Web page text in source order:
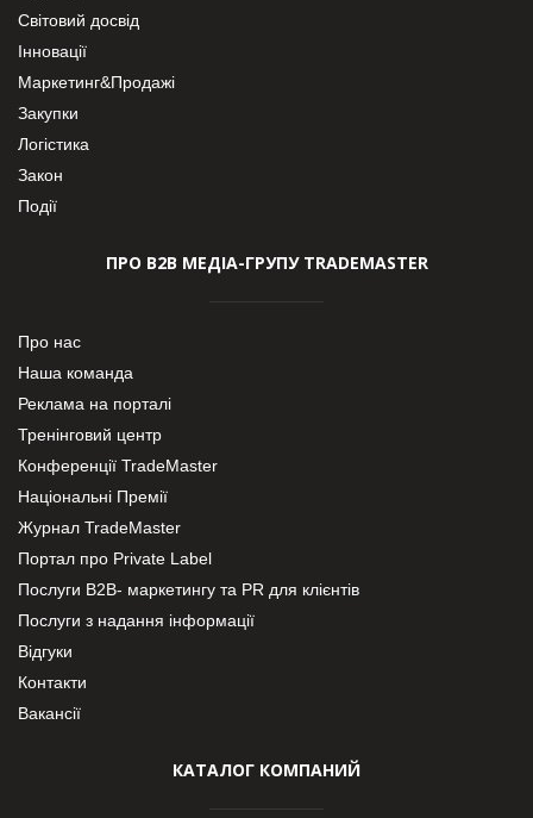
Світовий досвід
Інновації
Маркетинг&Продажі
Закупки
Логістика
Закон
Події
ПРО В2В МЕДІА-ГРУПУ TRADEMASTER
Про нас
Наша команда
Реклама на порталі
Тренінговий центр
Конференції TradeMaster
Національні Премії
Журнал TradeMaster
Портал про Private Label
Послуги В2В- маркетингу та PR для клієнтів
Послуги з надання інформації
Відгуки
Контакти
Вакансії
КАТАЛОГ КОМПАНИЙ